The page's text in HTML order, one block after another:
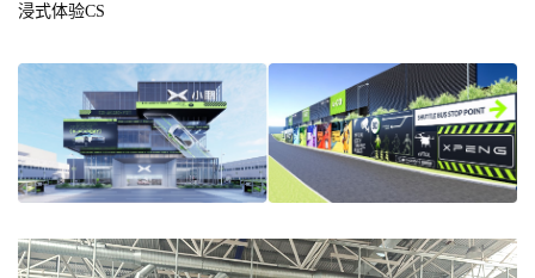
浸式体验CS